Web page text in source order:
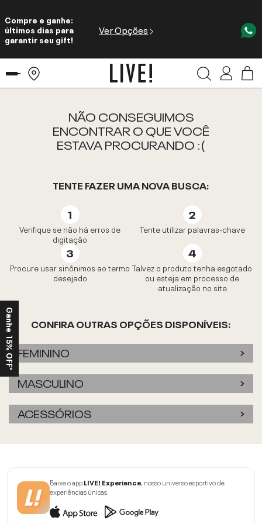
Compre e ganhe:
últimos dias para
garantir seu gift!
Ver Opções
NÃO CONSEGUIMOS
ENCONTRAR O QUE VOCÊ
ESTAVA PROCURANDO :(
TENTE FAZER UMA NOVA BUSCA:
Verifique se não há erros de
digitação
Tente utilizar palavras-chave
Procure usar sinônimos ao termo
desejado
Talvez o produto tenha esgotado
ou esteja em processo de
atualização no site
CONFIRA OUTRAS OPÇÕES DISPONÍVEIS:
FEMININO
MASCULINO
ACESSÓRIOS
Baixe o appLIVE! Experience, nosso universo esportivo de
experiências únicas.
Ganhe 15% OFF*